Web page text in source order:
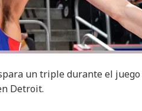
un triple durante el
Detroit.